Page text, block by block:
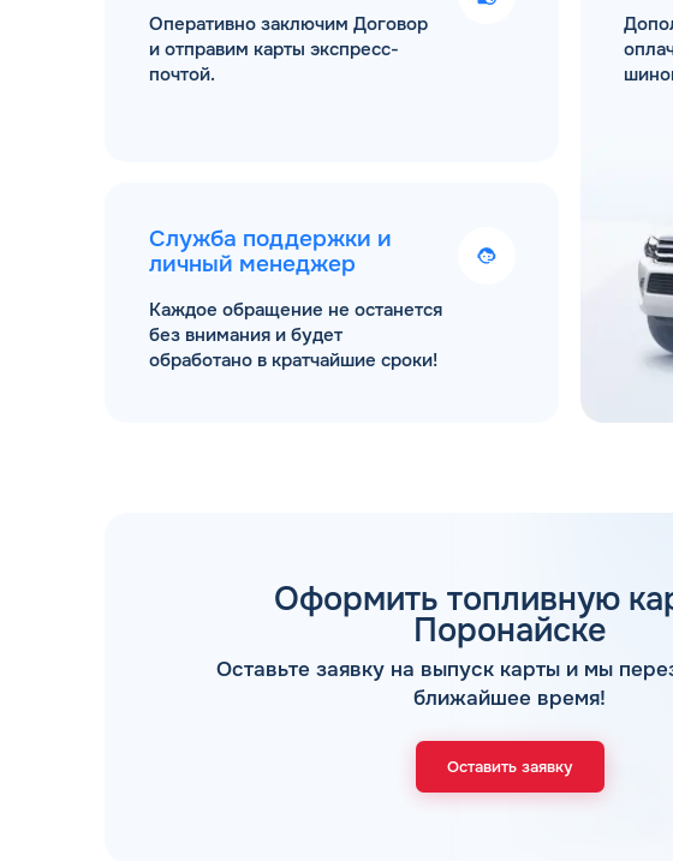
Оперативно заключим Договор
и отправим карты экспресс-
почтой.
Служба поддержки и
личный менеджер
Каждое обращение не останется
без внимания и будет
обработано в кратчайшие сроки!
Оформить топливную
Поронайске
Оставьте заявку на выпуск карты и мы
ближайшее время!
Оставить заявку
ТОПЛИВНЫЕ КАРТЫ ДЛЯ
Мы свяжемся с Вами в